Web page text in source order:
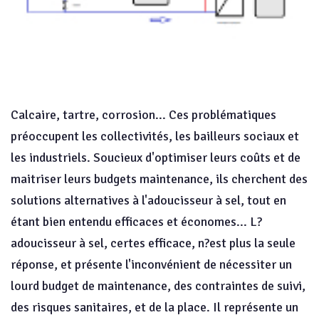
Calcaire, tartre, corrosion... Ces problématiques
préoccupent les collectivités, les bailleurs sociaux et
les industriels. Soucieux d'optimiser leurs coûts et de
maitriser leurs budgets maintenance, ils cherchent des
solutions alternatives à l'adoucisseur à sel, tout en
étant bien entendu efficaces et économes... L?
adoucisseur à sel, certes efficace, n?est plus la seule
réponse, et présente l'inconvénient de nécessiter un
lourd budget de maintenance, des contraintes de suivi,
des risques sanitaires, et de la place. Il représente un